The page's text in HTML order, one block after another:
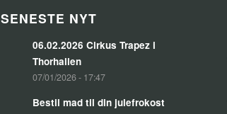
SENESTE NYT
06.02.2026 Cirkus Trapez i
Thorhallen
07/01/2026 - 17:47
Bestil mad til din julefrokost